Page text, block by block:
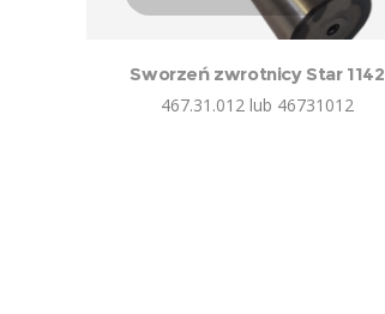
Sworzeń zwrotnicy Star 1142
467.31.012 lub 46731012